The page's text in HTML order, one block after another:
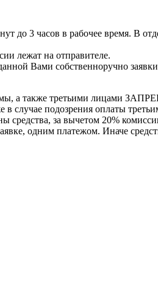
до 3 часов в рабочее время. В
лежат на отправителе.
Вами собственноручно
а также третьими лицами
в случае подозрения оплаты
средства, за вычетом 20%
одним платежом. Иначе